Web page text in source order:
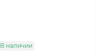
В наличии